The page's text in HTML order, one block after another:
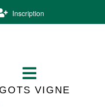
Inscription
VIGNE​